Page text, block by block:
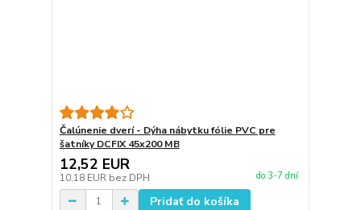
Čalúnenie dverí - Dýha nábytku fólie PVC pre
šatníky DCFIX 45x200 MB
12,52 EUR
10,18 EUR bez DPH do 3-7 dní
Pridať do košíka